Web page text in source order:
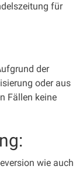
für
der
oder aus
Fällen keine
wie auch